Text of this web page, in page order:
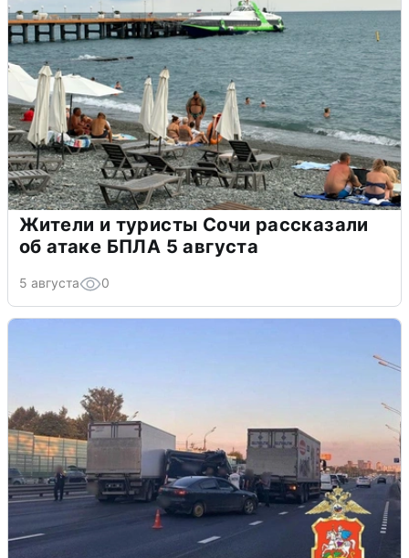
Жители и туристы Сочи рассказали
об атаке БПЛА 5 августа
5 августа 0